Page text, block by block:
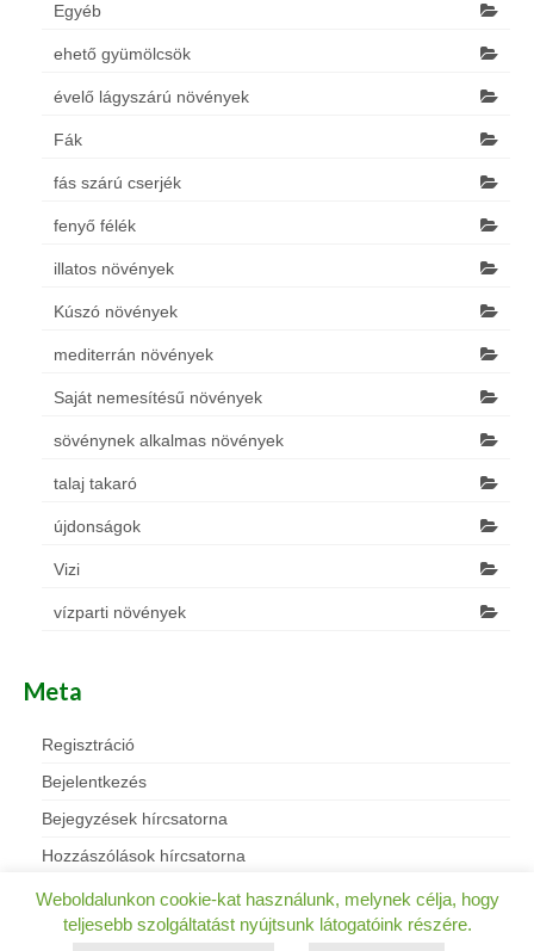
Egyéb
ehető gyümölcsök
évelő lágyszárú növények
Fák
fás szárú cserjék
fenyő félék
illatos növények
Kúszó növények
mediterrán növények
Saját nemesítésű növények
sövénynek alkalmas növények
talaj takaró
újdonságok
Vizi
vízparti növények
Meta
Regisztráció
Bejelentkezés
Bejegyzések hírcsatorna
Hozzászólások hírcsatorna
WordPress Magyarország
Weboldalunkon cookie-kat használunk, melynek célja, hogy
teljesebb szolgáltatást nyújtsunk látogatóink részére.